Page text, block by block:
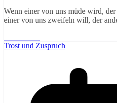
Wenn einer von uns müde wird,
einer von uns zweifeln will, der
Trost und Zuspruch